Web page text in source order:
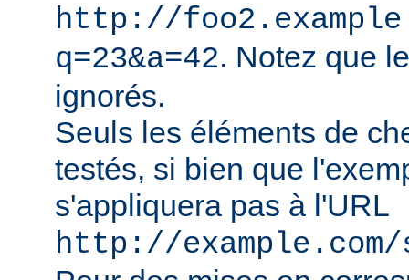
http://
q=23&a=42. Notez que
ignorés.
Seuls les éléments de
testés, si bien que
s'appliquera pas à l'URL
http://